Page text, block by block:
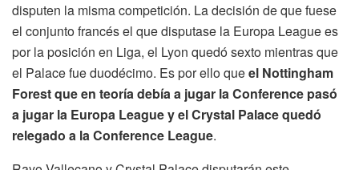
disputen la misma competición. La decisión de que fuese
el conjunto francés el que disputase la Europa League es
por la posición en Liga, el Lyon quedó sexto mientras que
el Palace fue duodécimo. Es por ello queel Nottingham
Forest que en teoría debía a jugar la Conference pasó
a jugar la Europa League y el Crystal Palace quedó
relegado a la Conference League.